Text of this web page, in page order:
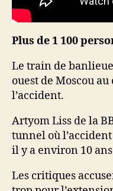
Plus de 1 100
Le train de
ouest de Moscou
l’accident.
Artyom Liss de la
tunnel où
il y a environ 10
Les critiques